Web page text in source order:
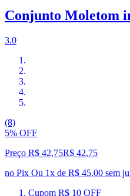
Conjunto Moletom
3.0
(8)
5% OFF
Preço R$ 42,75R$ 42,75
no Pix Ou 1x de R$ 45,00 sem
Cupom R$ 10 OFF